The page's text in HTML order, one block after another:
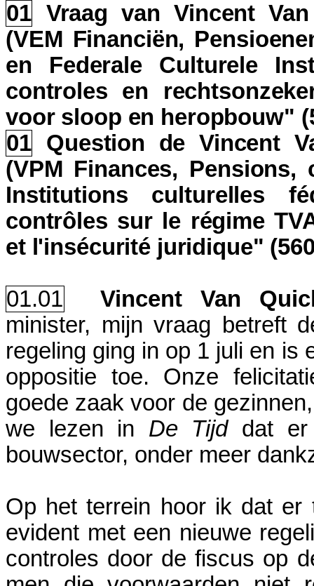
01 Vraag van Vincent
(VEM Financiën,
en Federale Culturele
controles en
voor sloop en heropbouw"
01 Question de Vincent
(VPM Finances,
Institutions culturelles
contrôles sur le régime
et l'insécurité juridique"
01.01
Vincent Van
minister, mijn vraag betreft
regeling ging in op 1 juli en is
oppositie toe. Onze
goede zaak voor de
we lezen in De Tijddat er
bouwsector, onder meer
Op het terrein hoor ik dat er
evident met een nieuwe
controles door de fiscus op